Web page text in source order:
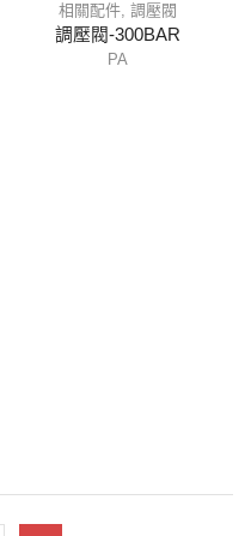
相關配件, 調壓閥
調壓閥-300BAR
PA